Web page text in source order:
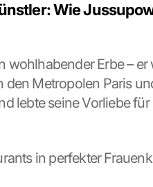
Wie
Erbe – er
den Metropolen Paris
lebte seine Vorliebe
in perfekter